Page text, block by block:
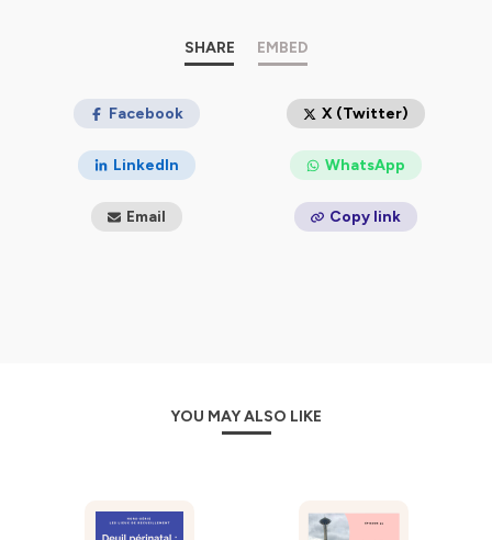
Pour soutenir Au Revoir Podcast, je vous donne
https://fr.tipeee.com/aurevoir-
de se poursuivre !
Hébergé par Ausha. Visitez
ausha.co/politique-de-
pour plus d'informations.
SHARE EMBED
Facebook X (Twitter)
LinkedIn WhatsApp
Email Copy link
YOU MAY ALSO LIKE